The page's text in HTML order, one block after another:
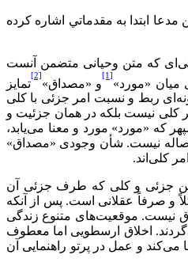
ابتدا به مقدماتي اشاره کرده
که متن وحیانی متضمن آنست
میان «مورد»
[1]
و «مصداق»
[2]
تمایز
ربط و نسبت امر جزئی با کلی
کلی نیست بلکه در همان جزئیت و
که «مورد» مورد و معنا می‌یابد،
نیست. شأن وجودی «مصداق»
کلی‌اند.
جزئی و کلی که طرف جزئی آن
و صرفاً عقلانی است. پس از آنکه
نیست. موقعیت‌های متنوع زندگی
اخلاق ارسطويی اما معطوف
می‌کند و عمل در پرتو راهنمايی آن